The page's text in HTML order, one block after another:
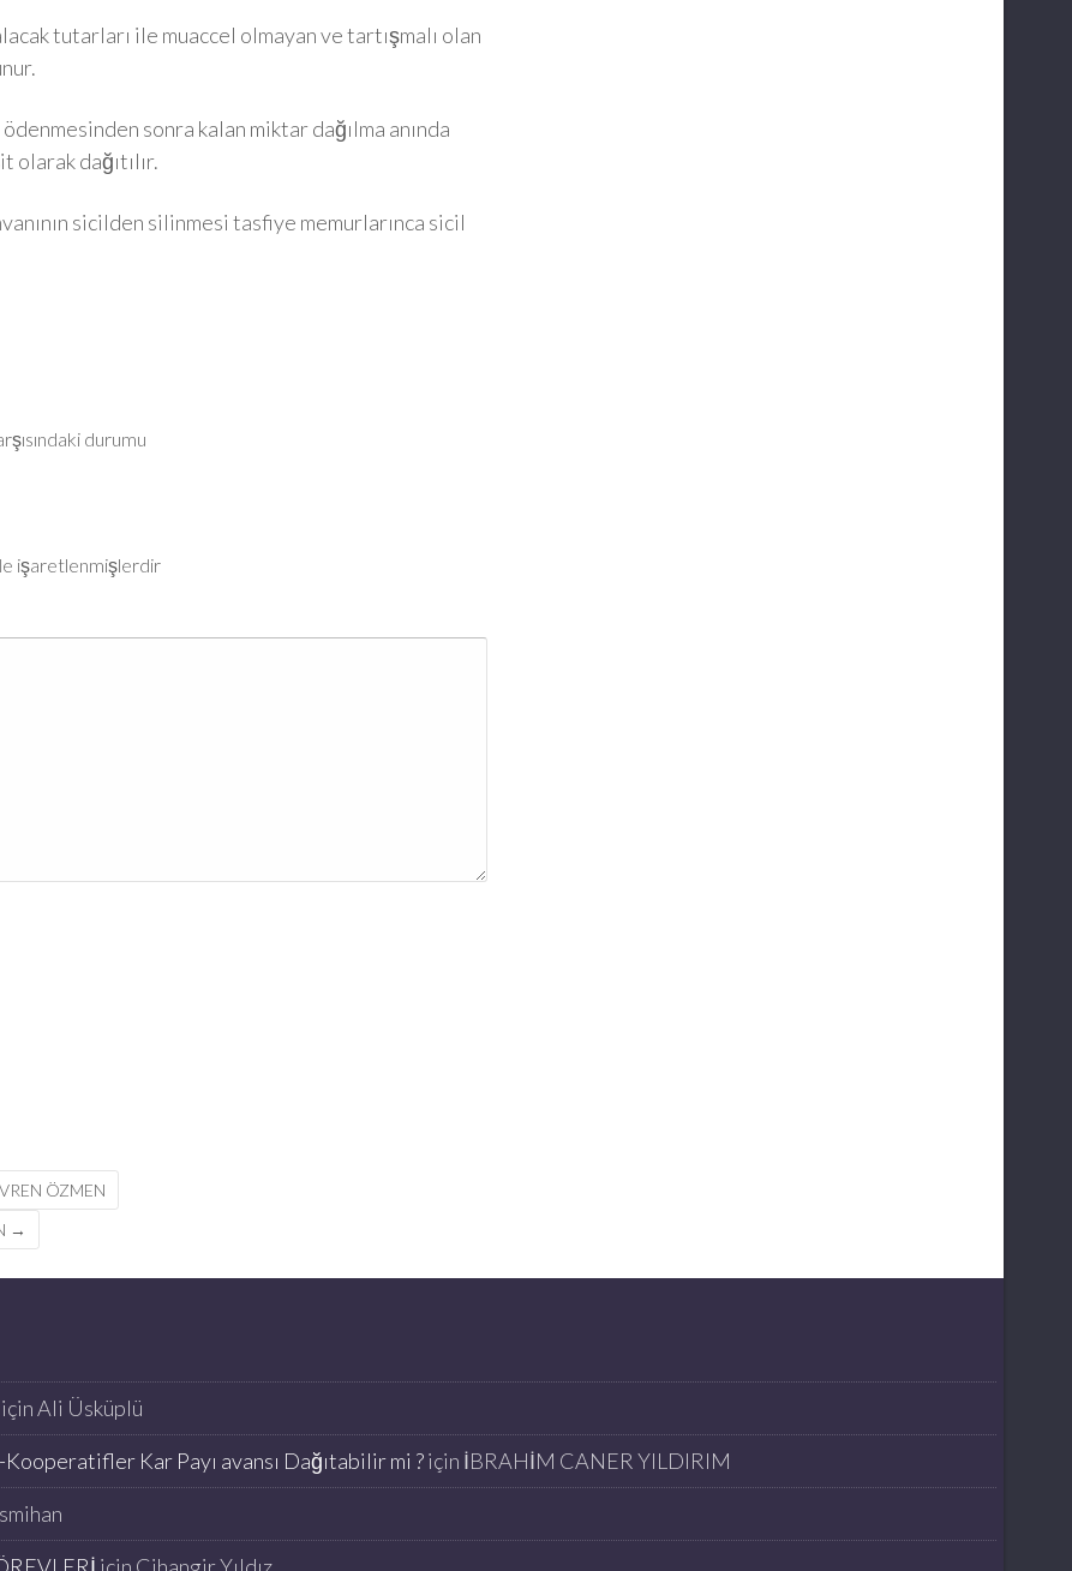
tutarları ile muaccel olmayan ve tartışmalı olan
sonra kalan miktar dağılma anında
olarak dağıtılır.
sicilden silinmesi tasfiye memurlarınca sicil
durumu
işaretlenmişlerdir
ÖZMEN
→
içinAli Üsküplü
Kar Payı avansı Dağıtabilir mi ?için İBRAHİM CANER YILDIRIM